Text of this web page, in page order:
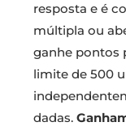
resposta e é
múltipla ou
ganhe pontos
limite de 500
dadas.